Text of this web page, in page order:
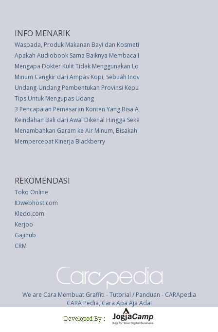
INFO MENARIK
Waspada, Produk Makanan Bayi dan Kosmetik Online Ilegal
Apakah Audiobook Sama Baiknya Membaca Buku?
Mengapa Dokter Kulit Tidak Menggunakan Loofah - dan Anda Seharusnya
Minum Cangkir dari Ampas Kopi, Sebuah Inovasi Terbaru
Undang-Undang Pembentukan Provinsi Kepulauan Riau (UU 25 thn 2002)
Tips Untuk Mengupas Udang
3 Pencapaian Pemasaran Konten Yang Bisa Anda Dapatkan
Keindahan Bali dari Awal Dikenal Hingga Sekarang
Menambahkan Garam ke Air Minum, Bisakah Bantu Anad Cegah
Mempercepat Kinerja Blackberry
REKOMENDASI
Toko Online
IDwebhost.com
Kledo.com
Kerjoo
Gajihub
CRM
We are Cara Membuat Graffiti - Tutorial / Panduan - CARApedia
CARA Pedia, Cara Apa Aja Ada!